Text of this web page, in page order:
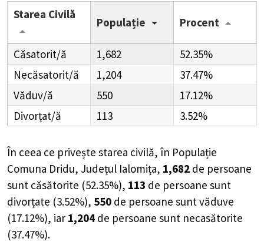
Starea Civilă
Populație Procent
Căsatorit/ă 1,682
52.35%
Necăsatorit/ă
1,204
37.47%
Văduv/ă
550
17.12%
Divorțat/ă
113 3.52%
În ceea ce privește starea civilă, în Populație
Comuna Dridu, Județul Ialomița, 1,682 de persoane
sunt căsătorite (52.35%), 113 de persoane sunt
divorțate (3.52%), 550 de persoane sunt văduve
(17.12%), iar 1,204 de persoane sunt necasătorite
(37.47%).